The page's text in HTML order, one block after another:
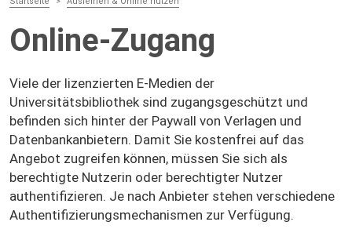
Online-Zugang
Viele der lizenzierten E-Medien der
Universitätsbibliothek sind zugangsgeschützt und
befinden sich hinter der Paywall von Verlagen und
Datenbankanbietern. Damit Sie kostenfrei auf das
Angebot zugreifen können, müssen Sie sich als
berechtigte Nutzerin oder berechtigter Nutzer
authentifizieren. Je nach Anbieter stehen verschiedene
Authentifizierungsmechanismen zur Verfügung.